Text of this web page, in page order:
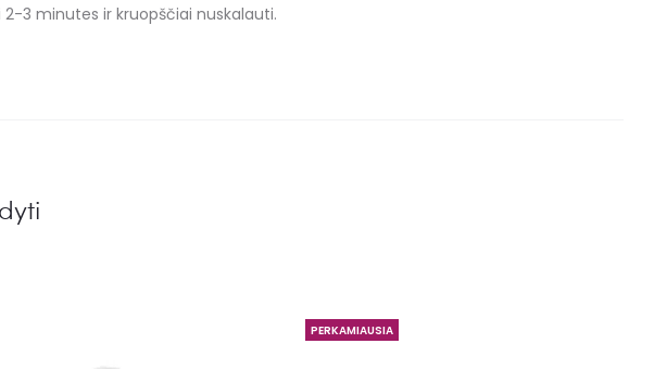
3 minutes ir kruopščiai nuskalauti.
PERKAMIAUSIA